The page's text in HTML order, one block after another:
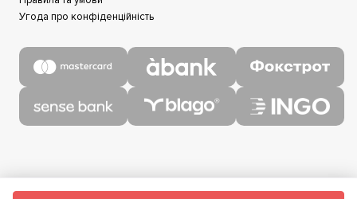
Угода про конфіденційність